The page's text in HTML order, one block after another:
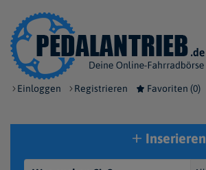
Einloggen Registrieren Favoriten (0)
Inserieren